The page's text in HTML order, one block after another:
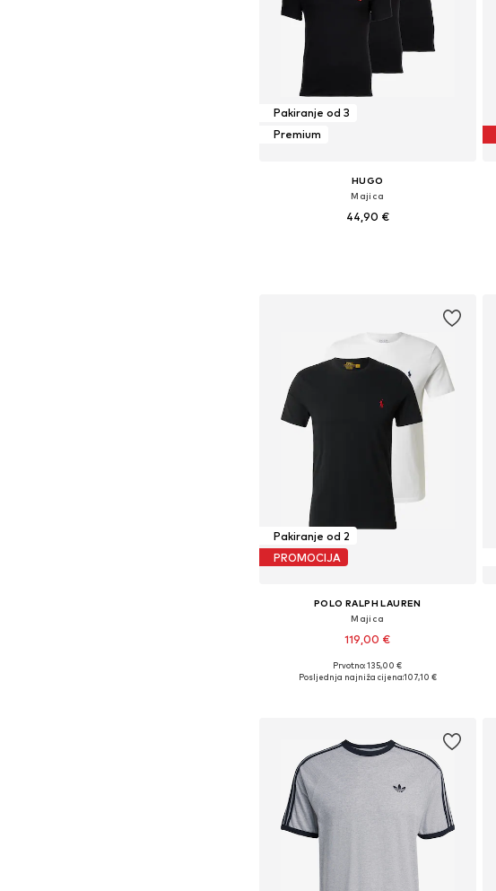
Pakiranje od 3
Premium
HUGO
Majica
44,90 €
Pakiranje od 2
PROMOCIJA
POLO RALPH LAUREN
Majica
119,00 €
Dostupne veličine: XS, S, M, L, XL, XXL
Prvotno: 135,00 €
Posljednja najniža cijena:107,10 €